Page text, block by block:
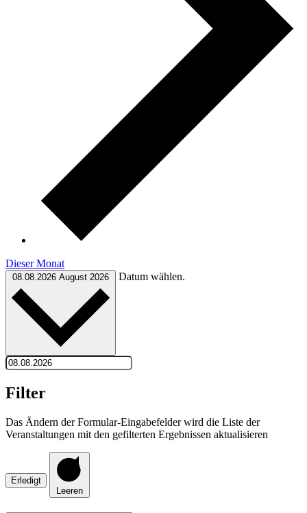
Dieser Monat
08.08.2026 August 2026 Datum wählen.
Filter
Das Ändern der Formular-Eingabefelder wird die Liste der
Veranstaltungen mit den gefilterten Ergebnissen aktualisieren
Erledigt
Leeren